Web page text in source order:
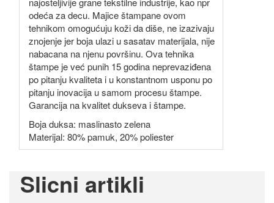
odeća za decu. Majice štampane ovom
tehnikom omogućuju koži da diše, ne izazivaju
znojenje jer boja ulazi u sasatav materijala, nije
nabacana na njenu površinu. Ova tehnika
štampe je već punih 15 godina neprevaziđena
po pitanju kvaliteta i u konstantnom usponu po
pitanju inovacija u samom procesu štampe.
Garancija na kvalitet dukseva i štampe.
Boja duksa: maslinasto zelena
Materijal: 80% pamuk, 20% poliester
Slicni artikli